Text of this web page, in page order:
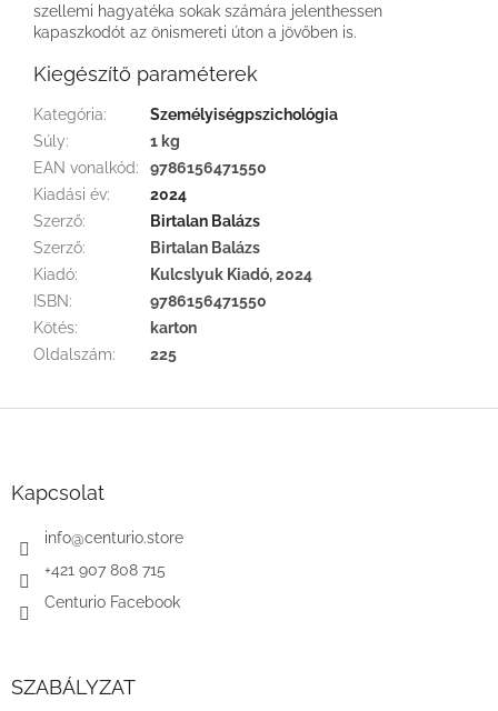
szellemi hagyatéka sokak számára jelenthessen
kapaszkodót az önismereti úton a jövőben is.
Kiegészítő paraméterek
Kategória:
Személyiségpszichológia
Súly:
1 kg
EAN vonalkód:
9786156471550
Kiadási év:
2024
Szerző:
Birtalan Balázs
Szerző:
Birtalan Balázs
Kiadó:
Kulcslyuk Kiadó, 2024
ISBN:
9786156471550
Kötés:
karton
Oldalszám: 225
Kapcsolat
info@centurio.store
+421 907 808 715
Centurio Facebook
SZABÁLYZAT